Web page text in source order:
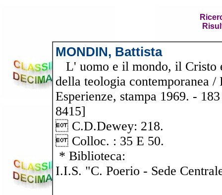
MONDIN, Battista
L' uomo e il mondo, il Cristo
della teologia contemporanea
Esperienze, stampa 1969. -
8415]
 C.D.Dewey: 218.
 Colloc. : 35 E 50.
* Biblioteca:
I.I.S. "C. Poerio - Sede